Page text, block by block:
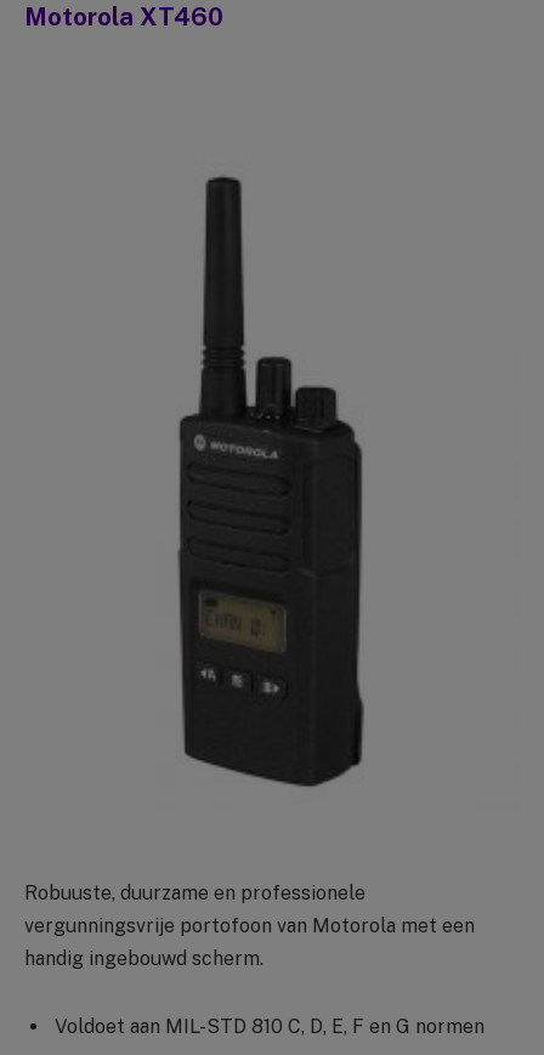
Motorola XT460
Robuuste, duurzame en professionele
vergunningsvrije portofoon van Motorola met een
handig ingebouwd scherm.
Voldoet aan MIL-STD 810 C, D, E, F en G normen